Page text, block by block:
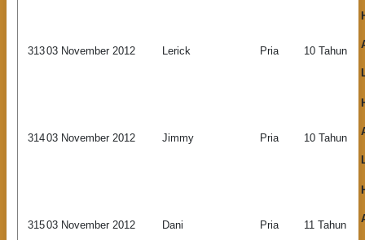
31303 November 2012 Lerick Pria 10 Tahun
31403 November 2012 Jimmy Pria 10 Tahun
31503 November 2012 Dani Pria 11 Tahun